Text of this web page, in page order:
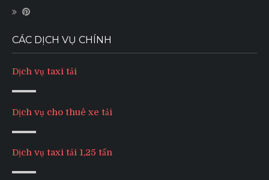
CÁC DỊCH VỤ CHÍNH
Dịch vụ taxi tải
Dịch vụ cho thuê xe tải
Dịch vụ taxi tải 1,25 tấn